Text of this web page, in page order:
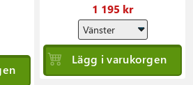
1 195 kr
Lägg i varukorgen